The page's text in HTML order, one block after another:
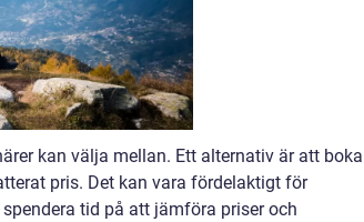
kan välja mellan. Ett alternativ är att boka
pris. Det kan vara fördelaktigt för
tid på att jämföra priser och